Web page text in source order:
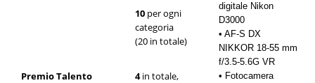
10 per ogni
categoria
(20 in totale)
digitale Nikon
D3000
• AF-S DX
NIKKOR 18-55 mm
f/3.5-5.6G VR
Premio Talento
4in totale,
• Fotocamera